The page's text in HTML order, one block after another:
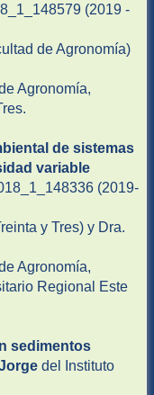
(2019 -
de Agronomía)
Agronomía,
de sistemas
variable
(2019-
y Tres) y Dra.
Agronomía,
Regional Este
sedimentos
del Instituto